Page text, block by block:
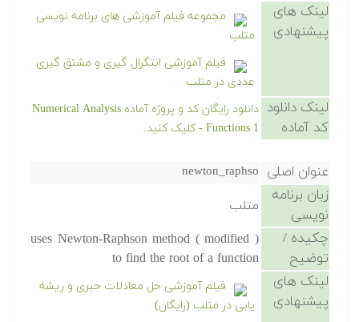
لینک های
پیشنهادی
مجموعه فیلم آموزشی های برنامه نویسی
متلب
فیلم آموزشی انتگرال گیری و مشتق گیری
عددی در متلب
لینک دانلود
کد آماده
دانلود رایگان کد و پروژه آماده Numerical Analysis
Functions 1 - کلیک کنید.
عنوان اصلی newton_raphso
زبان برنامه
نویسی
متلب
چکیده /
توضیح
uses Newton-Raphson method ( modified )
to find the root of a function
لینک های
پیشنهادی
فیلم آموزشی حل معادلات جبری و ریشه
یابی در متلب (رایگان)